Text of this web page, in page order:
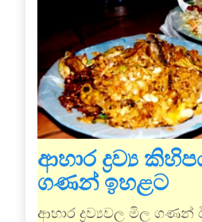
ආහාර ද්‍රව්‍ය
ගණන් ඉහළට
ආහාර ද්‍රව්‍යවල මිල ගණන්